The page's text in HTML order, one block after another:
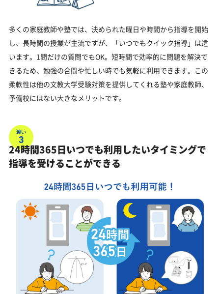
多くの家庭教師や塾では、決められた曜日や時間から指導を開始
し、長時間の授業が主流ですが、「いつでもクイック指導」は違
います。1問だけの質問でもOK。短時間で効率的に問題を解決で
きるため、勉強の合間や忙しい時でも気軽に利用できます。この
柔軟性は他の文教大学受験対策を提供してくれる塾や家庭教師、
予備校にはない大きなメリットです。
違い
3
24時間365日いつでも利用したいタイミングで
指導を受けることができる